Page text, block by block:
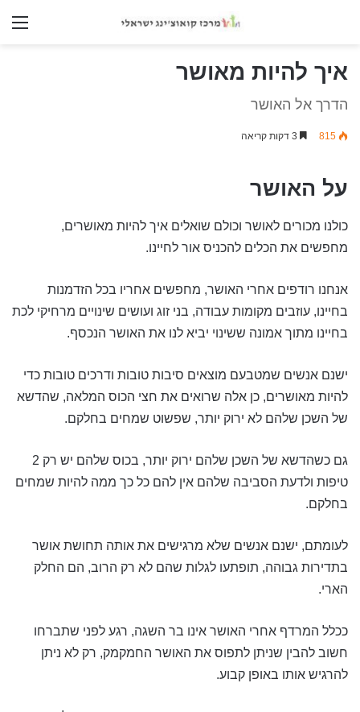
איך להיות מאושר
הדרך אל האושר
815
על האושר
כולנו מכורים לאושר וכולם שואלים איך להיות מאושרים,
מחפשים את הכלים להכניס אור לחיינו.
אנחנו רודפים אחרי האושר, מחפשים אחריו בכל הזדמנות
בחיינו, עוזבים מקומות עבודה, בני זוג ועושים שינויים מרחיקי לכת
בחיינו מתוך אמונה ששינוי יביא לנו את האושר הנכסף.
ישנם אנשים שמטבעם מוצאים סיבות טובות ודרכים טובות כדי
להיות מאושרים, כן אלה שרואים את חצי הכוס המלאה, שהדשא
של השכן שלהם לא ירוק יותר, שפשוט שמחים בחלקם.
גם כשהדשא של השכן שלהם ירוק יותר, בכוס שלהם יש רק 2
טיפות ולדעת הסביבה שלהם אין להם כל כך ממה להיות שמחים
בחלקם.
לעומתם, ישנם אנשים שלא מרגישים את אותה תחושת אושר
בתדירות גבוהה, תופתעו לגלות שהם לא רק הרוב, הם החלק
הארי.
ככלל המרדף אחרי האושר אינו בר השגה, רגע לפני שתברחו
חשוב להבין שניתן לתפוס את האושר החמקמק, רק לא ניתן
להרגיש אותו באופן קבוע.